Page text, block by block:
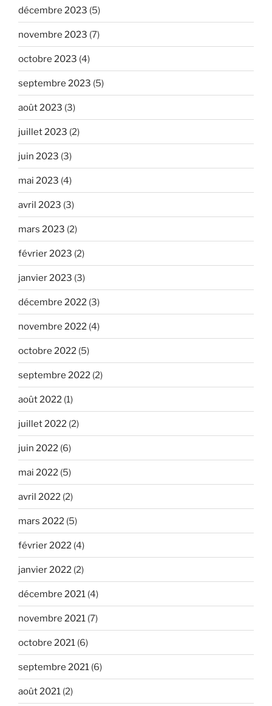
décembre 2023 (5)
novembre 2023 (7)
octobre 2023 (4)
septembre 2023 (5)
août 2023 (3)
juillet 2023 (2)
juin 2023 (3)
mai 2023 (4)
avril 2023 (3)
mars 2023 (2)
février 2023 (2)
janvier 2023 (3)
décembre 2022 (3)
novembre 2022 (4)
octobre 2022 (5)
septembre 2022 (2)
août 2022 (1)
juillet 2022 (2)
juin 2022 (6)
mai 2022 (5)
avril 2022 (2)
mars 2022 (5)
février 2022 (4)
janvier 2022 (2)
décembre 2021 (4)
novembre 2021 (7)
octobre 2021 (6)
septembre 2021 (6)
août 2021 (2)